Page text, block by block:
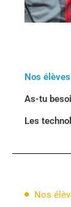
Nos élèves
As-tu
Les
Nos